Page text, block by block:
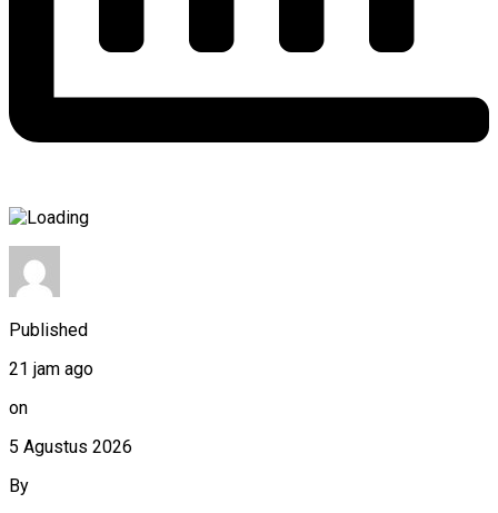
Published
21 jam ago
on
5 Agustus 2026
By